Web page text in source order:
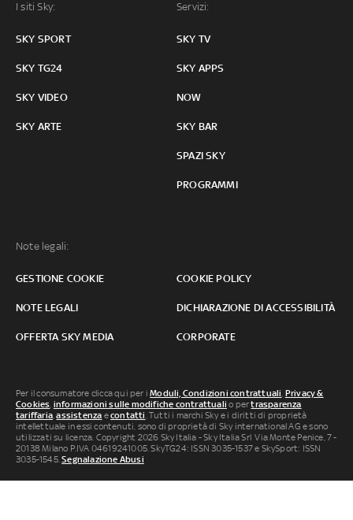
I siti Sky:
SKY SPORT
SKY TG24
SKY VIDEO
SKY ARTE
Servizi:
SKY TV
SKY APPS
NOW
SKY BAR
SPAZI SKY
PROGRAMMI
Note legali:
GESTIONE COOKIE COOKIE POLICY
NOTE LEGALI DICHIARAZIONE DI ACCESSIBILITÀ
OFFERTA SKY MEDIA CORPORATE
Per il consumatore clicca qui per iModuli, Condizioni contrattuali, Privacy &
Cookies, informazioni sulle modifiche contrattuali o pertrasparenza
tariffaria,assistenza econtatti. Tutti i marchi Sky e i diritti di proprietà
intellettuale in essi contenuti, sono di proprietà di Sky international AG e sono
utilizzati su licenza. Copyright 2026 Sky Italia - Sky Italia Srl Via Monte Penice, 7 -
20138 Milano P.IVA 04619241005. SkyTG24: ISSN 3035-1537 e SkySport: ISSN
3035-1545.Segnalazione Abusi